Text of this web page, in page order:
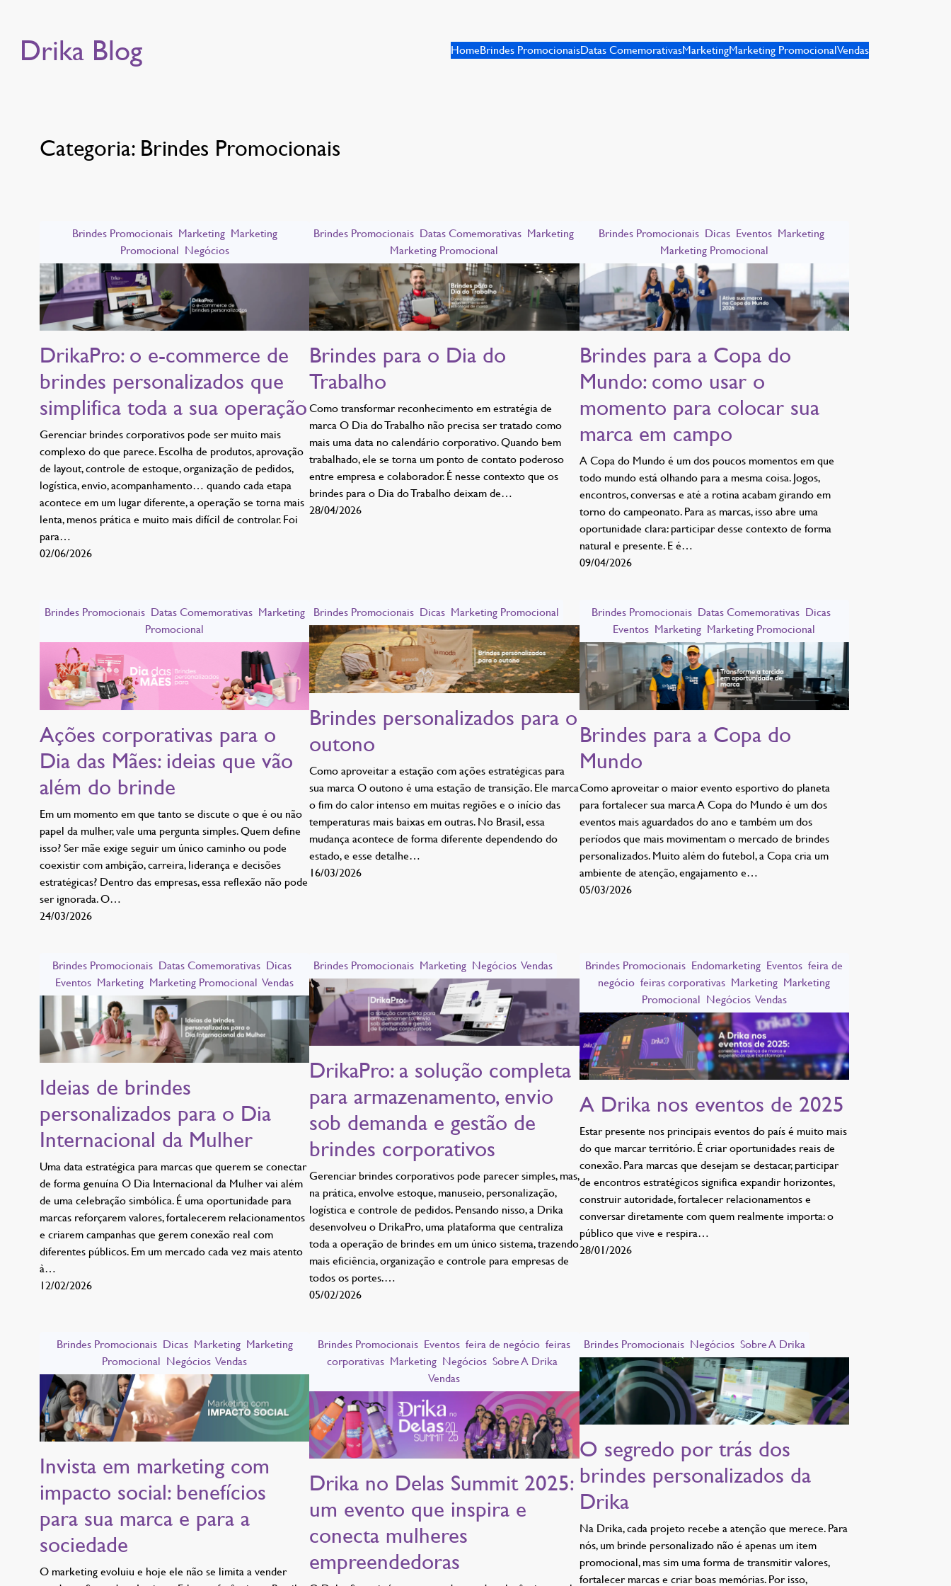
Drika Blog HomeBrindes PromocionaisDatas ComemorativasMarketingMarketing PromocionalVendas
Categoria: Brindes Promocionais
Brindes Promocionais Marketing Marketing
Promocional Negócios
DrikaPro: o e-commerce de
brindes personalizados que
simplifica toda a sua operação
Gerenciar brindes corporativos pode ser muito mais
complexo do que parece. Escolha de produtos, aprovação
de layout, controle de estoque, organização de pedidos,
logística, envio, acompanhamento… quando cada etapa
acontece em um lugar diferente, a operação se torna mais
lenta, menos prática e muito mais difícil de controlar. Foi
para…
02/06/2026
Brindes Promocionais Datas Comemorativas Marketing
Marketing Promocional
Brindes para o Dia do
Trabalho
Como transformar reconhecimento em estratégia de
marca O Dia do Trabalho não precisa ser tratado como
mais uma data no calendário corporativo. Quando bem
trabalhado, ele se torna um ponto de contato poderoso
entre empresa e colaborador. É nesse contexto que os
brindes para o Dia do Trabalho deixam de…
28/04/2026
Brindes Promocionais Dicas Eventos Marketing
Marketing Promocional
Brindes para a Copa do
Mundo: como usar o
momento para colocar sua
marca em campo
A Copa do Mundo é um dos poucos momentos em que
todo mundo está olhando para a mesma coisa. Jogos,
encontros, conversas e até a rotina acabam girando em
torno do campeonato. Para as marcas, isso abre uma
oportunidade clara: participar desse contexto de forma
natural e presente. E é…
09/04/2026
Brindes Promocionais Datas Comemorativas Marketing
Promocional
Ações corporativas para o
Dia das Mães: ideias que vão
além do brinde
Em um momento em que tanto se discute o que é ou não
papel da mulher, vale uma pergunta simples. Quem define
isso? Ser mãe exige seguir um único caminho ou pode
coexistir com ambição, carreira, liderança e decisões
estratégicas? Dentro das empresas, essa reflexão não pode
ser ignorada. O…
24/03/2026
Brindes Promocionais Dicas Marketing Promocional
Brindes personalizados para o
outono
Como aproveitar a estação com ações estratégicas para
sua marca O outono é uma estação de transição. Ele marca
o fim do calor intenso em muitas regiões e o início das
temperaturas mais baixas em outras. No Brasil, essa
mudança acontece de forma diferente dependendo do
estado, e esse detalhe…
16/03/2026
Brindes Promocionais Datas Comemorativas Dicas
Eventos Marketing Marketing Promocional
Brindes para a Copa do
Mundo
Como aproveitar o maior evento esportivo do planeta
para fortalecer sua marca A Copa do Mundo é um dos
eventos mais aguardados do ano e também um dos
períodos que mais movimentam o mercado de brindes
personalizados. Muito além do futebol, a Copa cria um
ambiente de atenção, engajamento e…
05/03/2026
Brindes Promocionais Datas Comemorativas Dicas
Eventos Marketing Marketing Promocional Vendas
Ideias de brindes
personalizados para o Dia
Internacional da Mulher
Uma data estratégica para marcas que querem se conectar
de forma genuína O Dia Internacional da Mulher vai além
de uma celebração simbólica. É uma oportunidade para
marcas reforçarem valores, fortalecerem relacionamentos
e criarem campanhas que gerem conexão real com
diferentes públicos. Em um mercado cada vez mais atento
à…
12/02/2026
Brindes Promocionais Marketing Negócios Vendas
DrikaPro: a solução completa
para armazenamento, envio
sob demanda e gestão de
brindes corporativos
Gerenciar brindes corporativos pode parecer simples, mas,
na prática, envolve estoque, manuseio, personalização,
logística e controle de pedidos. Pensando nisso, a Drika
desenvolveu o DrikaPro, uma plataforma que centraliza
toda a operação de brindes em um único sistema, trazendo
mais eficiência, organização e controle para empresas de
todos os portes.…
05/02/2026
Brindes Promocionais Endomarketing Eventos feira de
negócio feiras corporativas Marketing Marketing
Promocional Negócios Vendas
A Drika nos eventos de 2025
Estar presente nos principais eventos do país é muito mais
do que marcar território. É criar oportunidades reais de
conexão. Para marcas que desejam se destacar, participar
de encontros estratégicos significa expandir horizontes,
construir autoridade, fortalecer relacionamentos e
conversar diretamente com quem realmente importa: o
público que vive e respira…
28/01/2026
Brindes Promocionais Dicas Marketing Marketing
Promocional Negócios Vendas
Invista em marketing com
impacto social: benefícios
para sua marca e para a
sociedade
O marketing evoluiu e hoje ele não se limita a vender
Brindes Promocionais Eventos feira de negócio feiras
corporativas Marketing Negócios Sobre A Drika
Vendas
Drika no Delas Summit 2025:
um evento que inspira e
conecta mulheres
empreendedoras
Brindes Promocionais Negócios Sobre A Drika
O segredo por trás dos
brindes personalizados da
Drika
Na Drika, cada projeto recebe a atenção que merece. Para
nós, um brinde personalizado não é apenas um item
promocional, mas sim uma forma de transmitir valores,
fortalecer marcas e criar boas memórias. Por isso,